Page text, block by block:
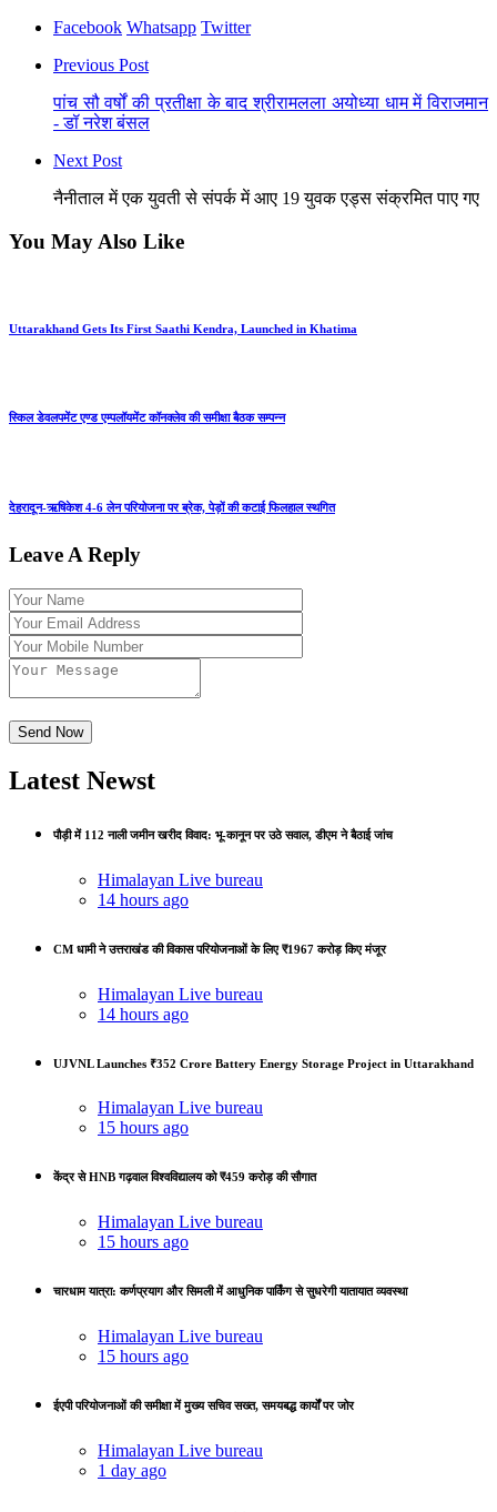
Facebook Whatsapp Twitter
Previous Post
पांच सौ वर्षों की प्रतीक्षा के बाद श्रीरामलला अयोध्या धाम में विराजमान
- डॉ नरेश बंसल
Next Post
नैनीताल में एक युवती से संपर्क में आए 19 युवक एड्स संक्रमित पाए गए
You May Also Like
Uttarakhand Gets Its First Saathi Kendra, Launched in Khatima
स्किल डेवलपमेंट एण्ड एम्पलॉयमेंट कॉनक्लेव की समीक्षा बैठक सम्पन्न
देहरादून-ऋषिकेश 4-6 लेन परियोजना पर ब्रेक, पेड़ों की कटाई फिलहाल स्थगित
Leave A Reply
Latest Newst
पौड़ी में 112 नाली जमीन खरीद विवाद: भू-कानून पर उठे सवाल, डीएम ने बैठाई जांच
Himalayan Live bureau
14 hours ago
CM धामी ने उत्तराखंड की विकास परियोजनाओं के लिए ₹1967 करोड़ किए मंजूर
Himalayan Live bureau
14 hours ago
UJVNL Launches ₹352 Crore Battery Energy Storage Project in Uttarakhand
Himalayan Live bureau
15 hours ago
केंद्र से HNB गढ़वाल विश्वविद्यालय को ₹459 करोड़ की सौगात
Himalayan Live bureau
15 hours ago
चारधाम यात्रा: कर्णप्रयाग और सिमली में आधुनिक पार्किंग से सुधरेगी यातायात व्यवस्था
Himalayan Live bureau
15 hours ago
ईएपी परियोजनाओं की समीक्षा में मुख्य सचिव सख्त, समयबद्ध कार्यों पर जोर
Himalayan Live bureau
1 day ago